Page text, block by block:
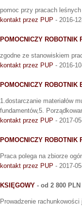
pomoc przy pracach leśnych
kontakt przez PUP - 2016-
POMOCNICZY ROBOTNIK
zgodne ze stanowiskiem
kontakt przez PUP - 2016-
POMOCNICZY ROBOTNIK
1.dostarczanie materiałów
fundamentów,5.
kontakt przez PUP - 2017-
POMOCNICZY ROBOTNIK
Praca polega na zbiorze
kontakt przez PUP - 2017-
KSIĘGOWY - od 2 800 PLN
Prowadzenie